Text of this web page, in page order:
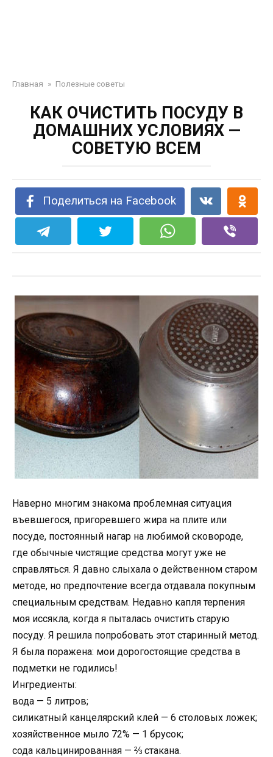
Главная » Полезные советы
КАК ОЧИСТИТЬ ПОСУДУ В
ДОМАШНИХ УСЛОВИЯХ —
СОВЕТУЮ ВСЕМ
Поделиться на Facebook
Наверно многим знакома проблемная ситуация
въевшегося, пригоревшего жира на плите или
посуде, постоянный нагар на любимой сковороде,
где обычные чистящие средства могут уже не
справляться. Я давно слыхала о действенном старом
методе, но предпочтение всегда отдавала покупным
специальным средствам. Недавно капля терпения
моя иссякла, когда я пыталась очистить старую
посуду. Я решила попробовать этот старинный метод.
Я была поражена: мои дорогостоящие средства в
подметки не годились!
Ингредиенты:
вода — 5 литров;
силикатный канцелярский клей — 6 столовых ложек;
хозяйственное мыло 72% — 1 брусок;
сода кальцинированная — ⅔ стакана.